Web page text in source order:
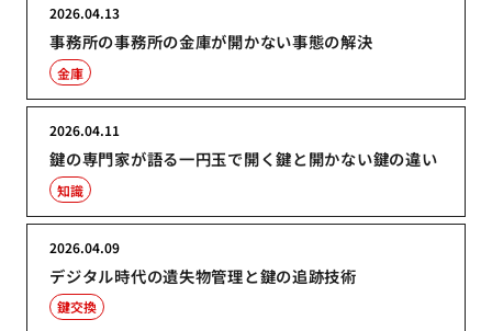
事務所の事務所の金庫が開かない事態の解決
2026.04.13
金庫
鍵の専門家が語る一円玉で開く鍵と開かない鍵の違い
2026.04.11
知識
デジタル時代の遺失物管理と鍵の追跡技術
2026.04.09
鍵交換